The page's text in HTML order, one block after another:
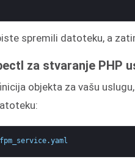
spremili datoteku, a
za stvaranje PHP
objekta za vašu
.yaml